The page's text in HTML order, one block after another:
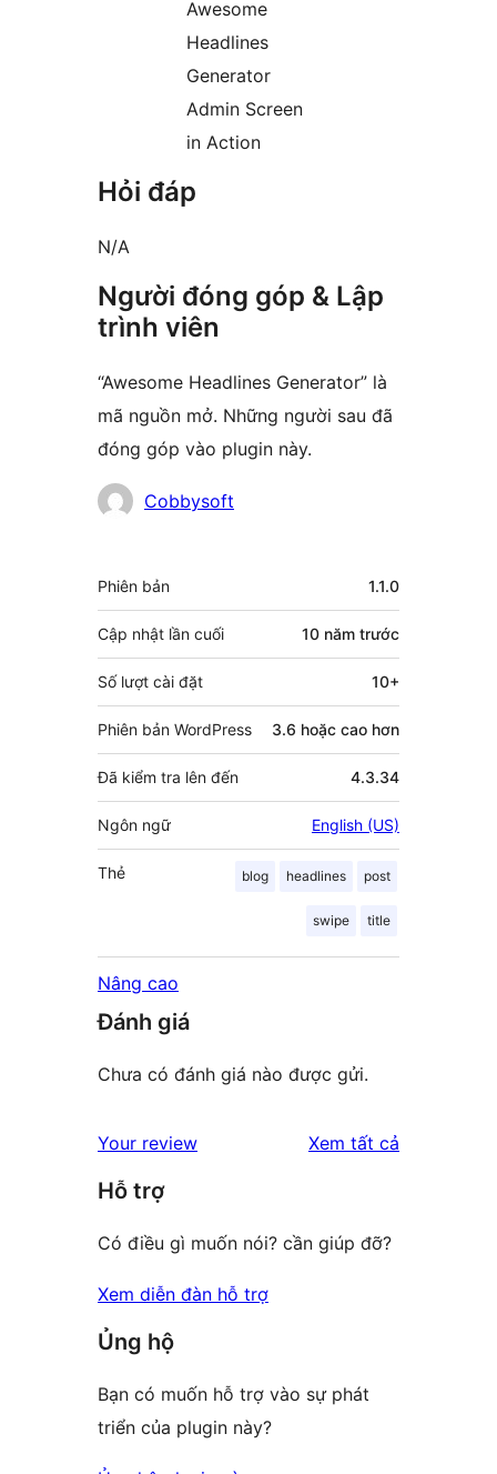
Awesome
Headlines
Generator
Admin Screen
in Action
Hỏi đáp
N/A
Người đóng góp & Lập
trình viên
“Awesome Headlines Generator” là
mã nguồn mở. Những người sau đã
đóng góp vào plugin này.
Những
góp
Cobbysoft
Meta
Phiên bản 1.1.0
Cập nhật lần cuối 10 năm trước
Số lượt cài đặt 10+
Phiên bản WordPress 3.6 hoặc cao hơn
Đã kiểm tra lên đến 4.3.34
Ngôn ngữ English (US)
Thẻ blog headlines post
swipe title
Nâng cao
Đánh giá
Chưa có đánh giá nào được gửi.
Your review Xem tất cả
Hỗ trợ
Có điều gì muốn nói? cần giúp đỡ?
Xem diễn đàn hỗ trợ
Ủng hộ
Bạn có muốn hỗ trợ vào sự phát
triển của plugin này?